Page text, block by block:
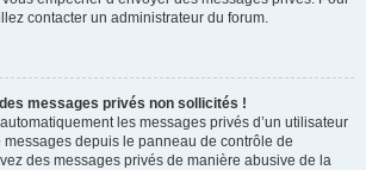
contacter un administrateur du forum.
messages privés non sollicités !
les messages privés d’un utilisateur
depuis le panneau de contrôle de
des messages privés de manière abusive de la